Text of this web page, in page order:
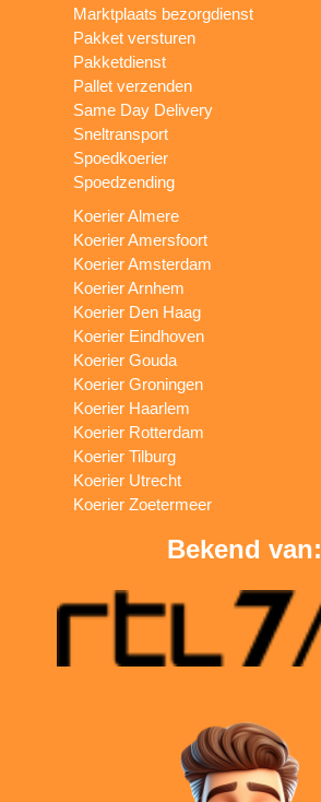
Marktplaats bezorgdienst
Pakket versturen
Pakketdienst
Pallet verzenden
Same Day Delivery
Sneltransport
Spoedkoerier
Spoedzending
Koerier Almere
Koerier Amersfoort
Koerier Amsterdam
Koerier Arnhem
Koerier Den Haag
Koerier Eindhoven
Koerier Gouda
Koerier Groningen
Koerier Haarlem
Koerier Rotterdam
Koerier Tilburg
Koerier Utrecht
Koerier Zoetermeer
Bekend van: